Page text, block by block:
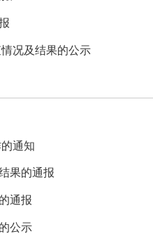
况及结果的公示
通知
果的通报
通报
公示